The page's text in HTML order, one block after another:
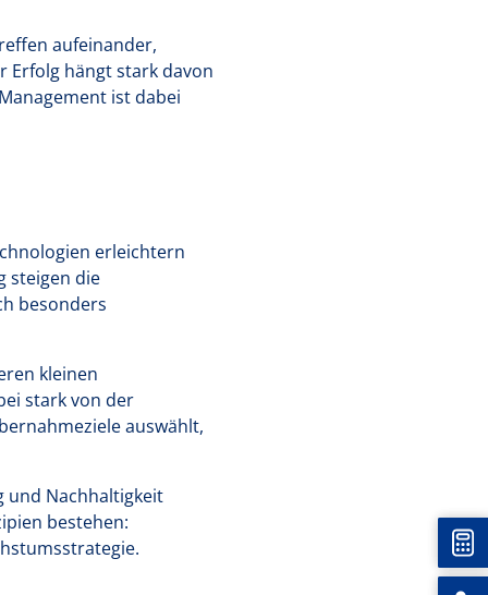
aufeinander,
Erfolg hängt stark davon
ist dabei
erleichtern
steigen die
besonders
kleinen
stark von der
auswählt,
und Nachhaltigkeit
bestehen: